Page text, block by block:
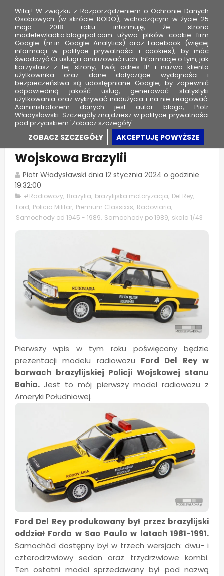
a
Ford Del Rey - Policja
Wojskowa Brazylii
Piotr Władysławski dnia 12 stycznia 2024 o godzinie
19:32:00
#Radiowozy, Brazylia, brazylijska motoryzacja, Del Rey,
Ford, Policia Militar, Premium Classixxs, Radoviaria,
Samochody od 1945 - 1989, Samochody po 1989, skala 1/43
Pierwszy wpis w tym roku poświęcony będzie
prezentacji modelu radiowozu Ford Del Rey w
barwach brazylijskiej Policji Wojskowej stanu
Bahia.Jest to mój pierwszy model radiowozu z
Ameryki Południowej.
Ford Del Rey produkowany był przez brazylijski
oddział Forda w Sao Paulo w latach 1981-1991.
Samochód dostępny był w trzech wersjach: dwu- i
czterodrzwiowy sedan oraz trzydrzwiowe kombi.
Ten ostatni model sprzedawany był pod nazwą
Witaj! W związku z Rozporządzeniem o Ochronie Danych
Osobowych (w skrócie RODO), wchodzącym w życie 25
maja 2018 roku informuję, że strona
modelewladka.blogspot.com używa plików cookie firm
Google (m.in. Google Analytics) oraz Facebook (więcej
informacji w polityce prywatności i cookies), by móc
świadczyć Ci usługi i analizować ruch. Informacje o tym, jak
korzystasz z tej strony, Twój adres IP i nazwa klienta
użytkownika oraz dane dotyczące wydajności i
bezpieczeństwa są udostępniane Google, by zapewnić
odpowiednią jakość usług, generować statystyki
użytkowania oraz wykrywać nadużycia i na nie reagować.
Administratorem danych jest autor bloga, Piotr
Władysławski. Szczegóły znajdziesz w polityce prywatności
pod przyciskiem 'Zobacz szczegóły'.
ZOBACZ SZCZEGÓŁY AKCEPTUJĘ POWYŻSZE